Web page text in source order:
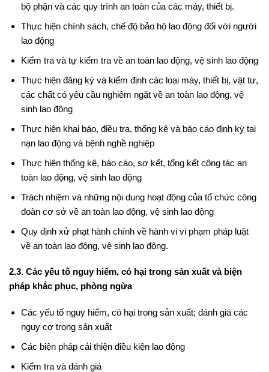
bộ phận và các quy trình an toàn của các máy, thiết bị.
Thực hiện chính sách, chế độ bảo hộ lao động đối với người
lao động
Kiểm tra và tự kiểm tra về an toàn lao động, vệ sinh lao động
Thực hiện đăng ký và kiểm định các loại máy, thiết bị, vật tư,
các chất có yêu cầu nghiêm ngặt về an toàn lao động, vệ
sinh lao động
Thực hiện khai báo, điều tra, thống kê và báo cáo định kỳ tai
nạn lao động và bệnh nghề nghiệp
Thực hiện thống kê, báo cáo, sơ kết, tổng kết công tác an
toàn lao động, vệ sinh lao động
Trách nhiệm và những nội dung hoạt động của tổ chức công
đoàn cơ sở về an toàn lao động, vệ sinh lao động
Quy định xử phạt hành chính về hành vi vi phạm pháp luật
về an toàn lao động, vệ sinh lao động.
2.3. Các yếu tố nguy hiểm, có hại trong sản xuất và biện
pháp khắc phục, phòng ngừa
Các yếu tố nguy hiểm, có hại trong sản xuất; đánh giá các
nguy cơ trong sản xuất
Các biện pháp cải thiện điều kiện lao động
Kiểm tra và đánh giá